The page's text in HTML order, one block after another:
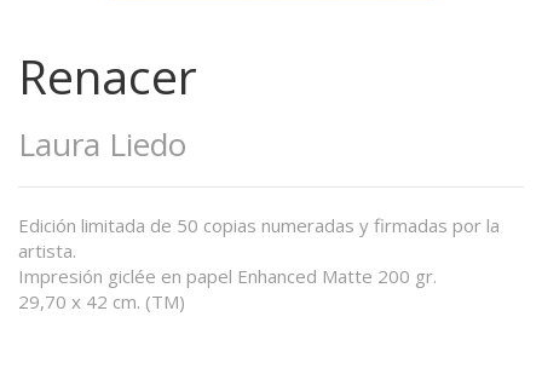
Renacer
Laura Liedo
Edición limitada de 50 copias numeradas y firmadas por la
artista.
Impresión giclée en papel Enhanced Matte 200 gr.
29,70 x 42 cm. (TM)